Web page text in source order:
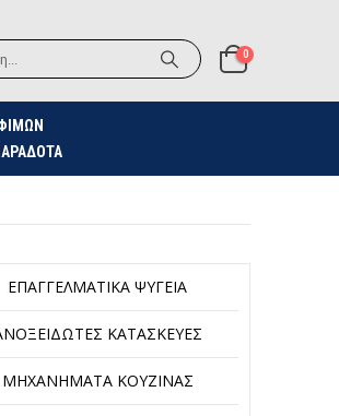
0
ΕΠΑΓΓΕΛΜΑΤΙΚΆ ΨΥΓΕΊΑ
ΚΑΤΑΣΚΕΥΈΣ
ΜΗΧΑΝΉΜΑΤΑ ΚΟΥΖΊΝΑΣ